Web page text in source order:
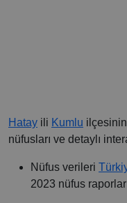
Hatay ili Kumlu
nüfusları ve detaylı
Nüfus verileri
2023 nüfus